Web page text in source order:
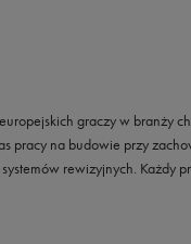
graczy w branży
pracy na budowie przy
rewizyjnych. Każdy